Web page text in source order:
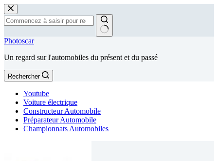
Passer
au
contenu
Aucun
Photoscar
Un regard sur l'automobiles du présent et du passé
Rechercher
Youtube
Voiture électrique
Constructeur Automobile
Préparateur Automobile
Championnats Automobiles